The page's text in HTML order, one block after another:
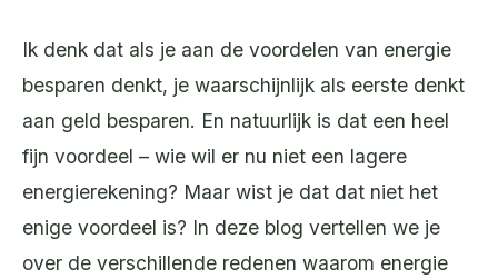
Ik denk dat als je aan de voordelen van energie
besparen denkt, je waarschijnlijk als eerste denkt
aan geld besparen. En natuurlijk is dat een heel
fijn voordeel – wie wil er nu niet een lagere
energierekening? Maar wist je dat dat niet het
enige voordeel is? In deze blog vertellen we je
over de verschillende redenen waarom energie